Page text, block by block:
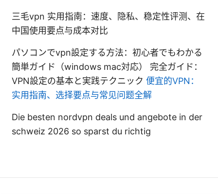
三毛vpn 实用指南：速度、隐私、稳定性评测、在
中国使用要点与成本对比
パソコンでvpn設定する方法：初心者でもわかる
簡単ガイド（windows mac対応） 完全ガイド：
VPN設定の基本と実践テクニック 便宜的VPN：
实用指南、选择要点与常见问题全解
Die besten nordvpn deals und angebote in der
schweiz 2026 so sparst du richtig